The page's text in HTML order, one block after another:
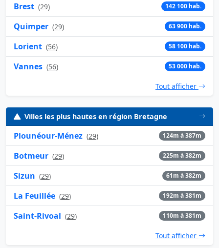
Brest (29) 142 100 hab.
Quimper (29) 63 900 hab.
Lorient (56) 58 100 hab.
Vannes (56) 53 000 hab.
Tout afficher
Villes les plus hautes en région Bretagne
Plounéour-Ménez (29) 124m à 387m
Botmeur (29) 225m à 382m
Sizun (29) 61m à 382m
La Feuillée (29) 192m à 381m
Saint-Rivoal (29) 110m à 381m
Tout afficher